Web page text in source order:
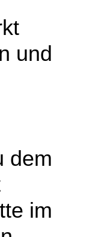
und
dem
im